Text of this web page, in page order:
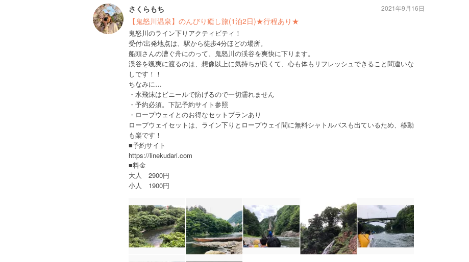
さくらもち
【鬼怒川温泉】のんびり癒し旅(1泊2日)★行程あり★
鬼怒川のライン下りアクティビティ！
受付/出発地点は、駅から徒歩4分ほどの場所。
船頭さんの漕ぐ舟にのって、鬼怒川の渓谷を爽快に下ります。
渓谷を颯爽に渡るのは、想像以上に気持ちが良くて、心も体もリフレッシュできること間違いな
しです！！
ちなみに…
・水飛沫はビニールで防げるので一切濡れません
・予約必須。下記予約サイト参照
・ロープウェイとのお得なセットプランあり
ロープウェイセットは、ライン下りとロープウェイ間に無料シャトルバスも出ているため、移動
も楽です！
■予約サイト
https://linekudari.com
■料金
大人 2900円
小人 1900円
2021年9月16日